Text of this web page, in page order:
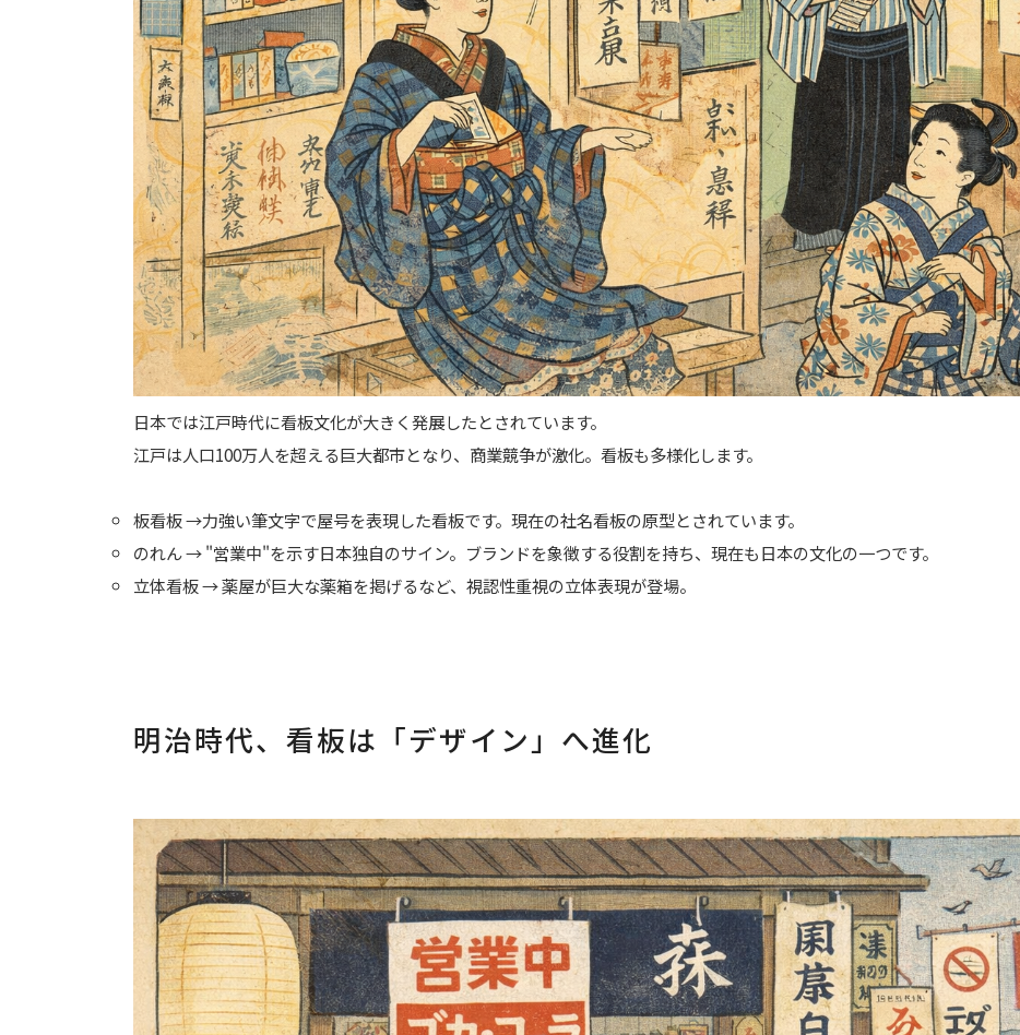
日本では江戸時代に看板文化が大きく発展したとされています。
江戸は人口100万人を超える巨大都市となり、商業競争が激化。看板も多様化します。
板看板 →力強い筆文字で屋号を表現した看板です。現在の社名看板の原型とされています。
のれん → "営業中"を示す日本独自のサイン。ブランドを象徴する役割を持ち、現在も日本の文化の一つです。
立体看板 → 薬屋が巨大な薬箱を掲げるなど、視認性重視の立体表現が登場。
明治時代、看板は「デザイン」へ進化